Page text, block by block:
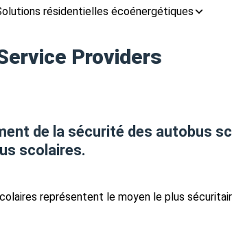
résidentielles écoénergétiques
Providers
de la sécurité des autobus
scolaires.
représentent le moyen le plus